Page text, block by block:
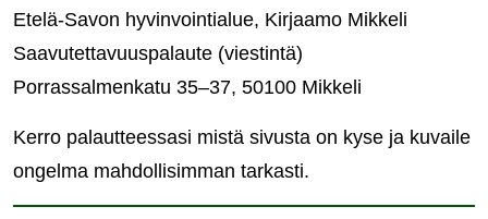
Etelä-Savon hyvinvointialue, Kirjaamo Mikkeli
Saavutettavuuspalaute (viestintä)
Porrassalmenkatu 35–37, 50100 Mikkeli
Kerro palautteessasi mistä sivusta on kyse ja kuvaile
ongelma mahdollisimman tarkasti.